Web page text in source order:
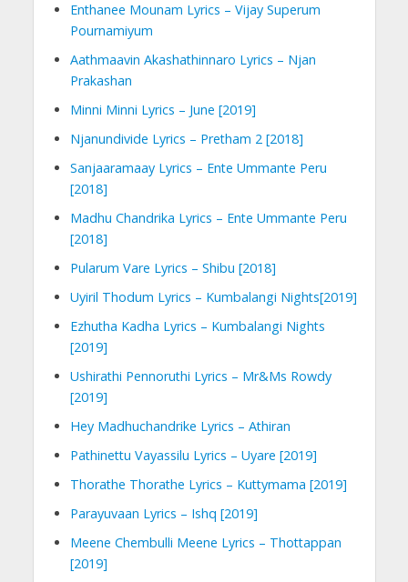
Enthanee Mounam Lyrics – Vijay Superum
Pournamiyum
Aathmaavin Akashathinnaro Lyrics – Njan
Prakashan
Minni Minni Lyrics – June [2019]
Njanundivide Lyrics – Pretham 2 [2018]
Sanjaaramaay Lyrics – Ente Ummante Peru
[2018]
Madhu Chandrika Lyrics – Ente Ummante Peru
[2018]
Pularum Vare Lyrics – Shibu [2018]
Uyiril Thodum Lyrics – Kumbalangi Nights[2019]
Ezhutha Kadha Lyrics – Kumbalangi Nights
[2019]
Ushirathi Pennoruthi Lyrics – Mr&Ms Rowdy
[2019]
Hey Madhuchandrike Lyrics – Athiran
Pathinettu Vayassilu Lyrics – Uyare [2019]
Thorathe Thorathe Lyrics – Kuttymama [2019]
Parayuvaan Lyrics – Ishq [2019]
Meene Chembulli Meene Lyrics – Thottappan
[2019]